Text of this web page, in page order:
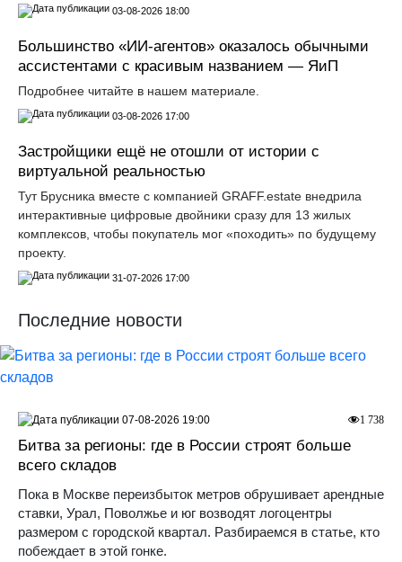
03-08-2026 18:00
Большинство «ИИ-агентов» оказалось обычными
ассистентами с красивым названием — ЯиП
Подробнее читайте в нашем материале.
03-08-2026 17:00
Застройщики ещё не отошли от истории с
виртуальной реальностью
Тут Брусника вместе с компанией GRАFF.еstate внедрила
интерактивные цифровые двойники сразу для 13 жилых
комплексов, чтобы покупатель мог «походить» по будущему
проекту.
31-07-2026 17:00
Последние новости
Битва за регионы: где в России строят больше
всего складов
Пока в Москве переизбыток метров обрушивает арендные
ставки, Урал, Поволжье и юг возводят логоцентры
размером с городской квартал. Разбираемся в статье, кто
побеждает в этой гонке.
1 738
07-08-2026 19:00